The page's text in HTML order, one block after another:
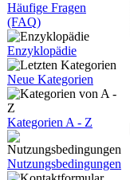
Häufige Fragen
(FAQ)
Enzyklopädie
Neue Kategorien
Kategorien A - Z
Nutzungsbedingungen